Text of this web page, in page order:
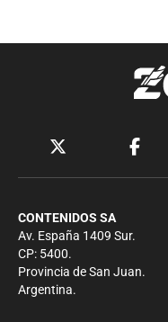
CONTENIDOS SA
Av. España 1409 Sur.
CP: 5400.
Provincia de San Juan.
Argentina.